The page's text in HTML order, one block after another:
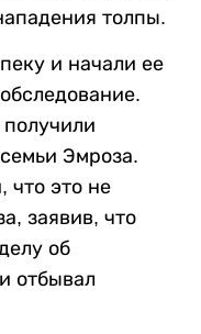
толпы.
и начали ее
Эмроза.
что это не
заявив, что
об
отбывал